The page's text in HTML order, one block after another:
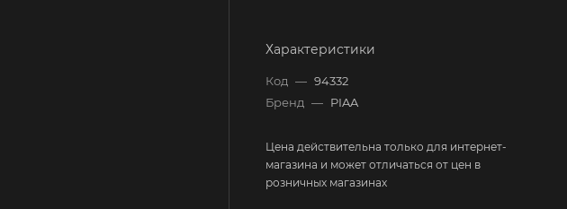
Характеристики
Код — 94332
Бренд — PIAA
Цена действительна только для интернет-
магазина и может отличаться от цен в
розничных магазинах